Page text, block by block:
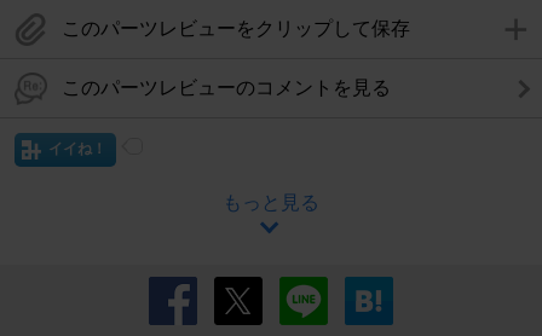
このパーツレビューをクリップして保存
このパーツレビューのコメントを見る
イイね！
もっと見る